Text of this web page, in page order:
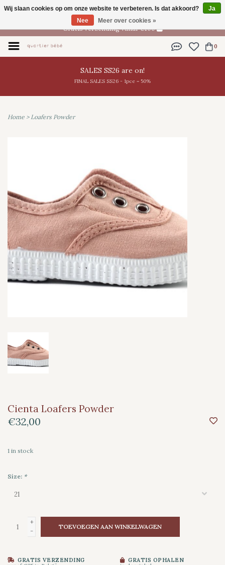
NL
Gratis verzending vanaf €100
0
SALES SS26 are on!
FINAL SALES SS26 - 1pce = 50%
Home > Loafers Powder
Cienta Loafers Powder
€32,00
1 in stock
Size: *
+
-
TOEVOEGEN AAN WINKELWAGEN
GRATIS VERZENDING
GRATIS OPHALEN
Wij slaan cookies op om onze website te verbeteren. Is dat akkoord?
Ja
Nee
Meer over cookies »